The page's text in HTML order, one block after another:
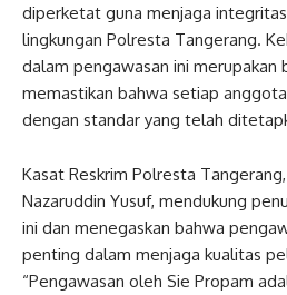
diperketat guna menjaga
lingkungan Polresta Tangerang.
dalam pengawasan ini merupakan
memastikan bahwa setiap
dengan standar yang telah
Kasat Reskrim Polresta
Nazaruddin Yusuf, mendukung
ini dan menegaskan bahwa
penting dalam menjaga kualitas
“Pengawasan oleh Sie Propam